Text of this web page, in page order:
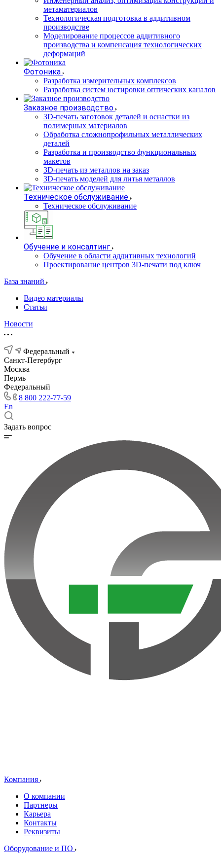
метаматериалов
Технологическая подготовка в аддитивном
производстве
Моделирование процессов аддитивного
производства и компенсация технологических
деформаций
Фотоника
Разработка измерительных комплексов
Разработка систем юстировки оптических каналов
Заказное производство
3D-печать заготовок деталей и оснастки из
полимерных материалов
Обработка сложнопрофильных металлических
деталей
Разработка и производство функциональных
макетов
3D-печать из металлов на заказ
3D-печать моделей для литья металлов
Техническое обслуживание
Техническое обслуживание
Обучение и консалтинг
Обучение в области аддитивных технологий
Проектирование центров 3D-печати под ключ
База знаний
Видео материалы
Статьи
Новости
Федеральный
Санкт-Петербург
Москва
Пермь
Федеральный
8 800 222-77-59
En
Задать вопрос
Компания
О компании
Партнеры
Карьера
Контакты
Реквизиты
Оборудование и ПО